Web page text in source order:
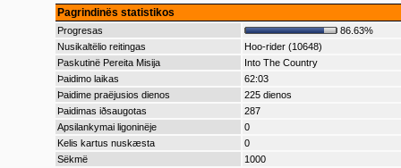
Pagrindinës statistikos
Progresas
86.63%
Nusikaltëlio reitingas
Hoo-rider (10648)
Paskutinë Pereita Misija
Into The Country
Þaidimo laikas
62:03
Þaidime praëjusios dienos
225 dienos
Þaidimas iðsaugotas
287
Apsilankymai ligoninëje
0
Kelis kartus nuskæsta
0
Sëkmë
1000